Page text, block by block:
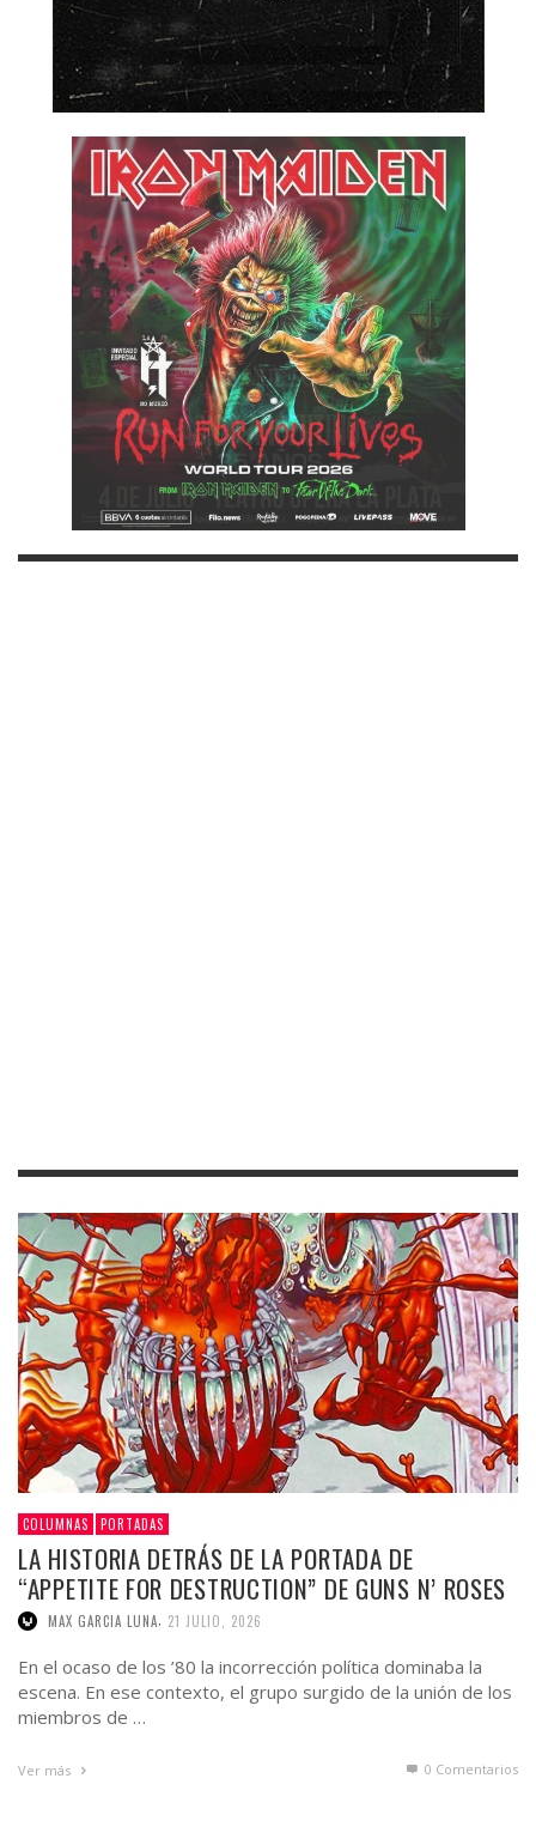
COLUMNAS PORTADAS
LA HISTORIA DETRÁS DE LA PORTADA DE
“APPETITE FOR DESTRUCTION” DE GUNS N’ ROSES
MAX GARCIA LUNA 21 JULIO, 2026
En el ocaso de los ’80 la incorrección política dominaba la
escena. En ese contexto, el grupo surgido de la unión de los
miembros de …
Ver más 0 Comentarios